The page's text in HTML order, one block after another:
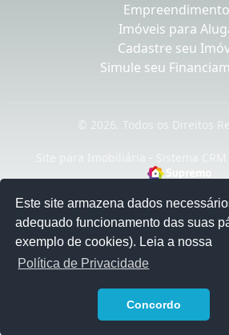
Este site armazena dados
adequado funcionamento das suas
exemplo de cookies). Leia a nossa
Política de Privacidade
Concordo
Imóveis para
Cadastre seu
Simule seu
© 2026. Todos os Direitos
-